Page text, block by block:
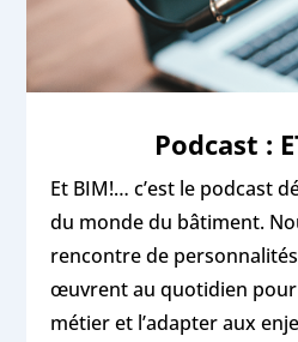
Podcast :
Et BIM!… c’est le podcast
du monde du bâtiment.
rencontre de
œuvrent au quotidien
métier et l’adapter aux